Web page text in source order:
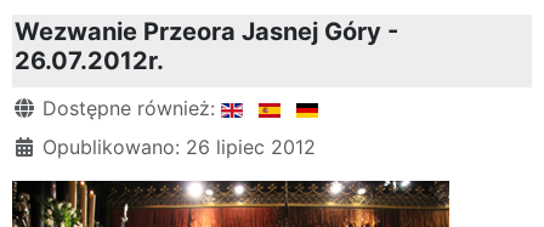
Wezwanie Przeora Jasnej Góry -
26.07.2012r.
Szczegóły
Dostępne również:
Opublikowano: 26 lipiec 2012